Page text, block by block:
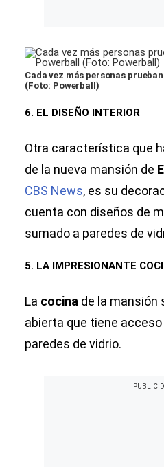
Cada vez más personas
(Foto: Powerball)
6. EL DISEÑO INTERIOR
Otra característica que
de la nueva mansión de
CBS News, es su
cuenta con diseños de
sumado a paredes de
5. LA IMPRESIONANTE
La cocina de la mansión
abierta que tiene
paredes de vidrio.